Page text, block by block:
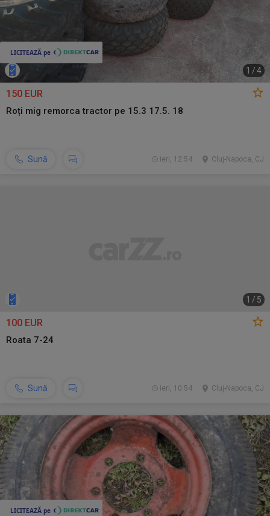
1 /4
150 EUR
Roți mig remorca tractor pe 15.3 17.5. 18
Sună Cluj-Napoca, CJ
ieri, 12:54
1 / 5
100 EUR
Roata 7-24
Sună Cluj-Napoca, CJ
ieri, 10:54